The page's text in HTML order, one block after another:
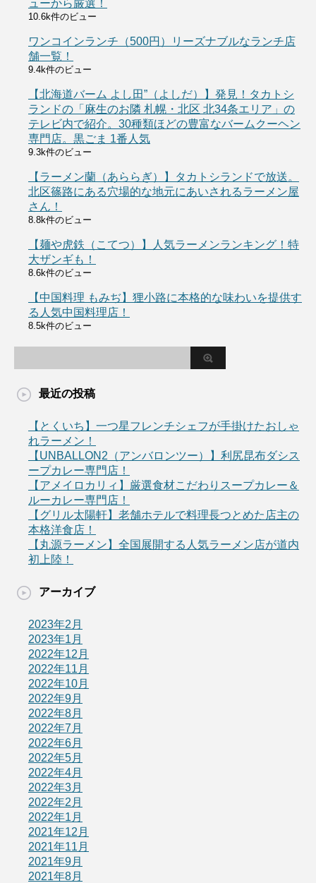
ューから厳選！
10.6k件のビュー
ワンコインランチ（500円）リーズナブルなランチ店
舗一覧！
9.4k件のビュー
【北海道バーム よし田”（よしだ）】発見！タカトシ
ランドの「麻生のお隣 札幌・北区 北34条エリア」の
テレビ内で紹介。30種類ほどの豊富なバームクーヘン
専門店。黒ごま 1番人気
9.3k件のビュー
【ラーメン蘭（あららぎ）】タカトシランドで放送。
北区篠路にある穴場的な地元にあいされるラーメン屋
さん！
8.8k件のビュー
【麺や虎鉄（こてつ）】人気ラーメンランキング！特
大ザンギも！
8.6k件のビュー
【中国料理 もみぢ】狸小路に本格的な味わいを提供す
る人気中国料理店！
8.5k件のビュー
最近の投稿
【とくいち】一つ星フレンチシェフが手掛けたおしゃ
れラーメン！
【UNBALLON2（アンバロンツー）】利尻昆布ダシス
ープカレー専門店！
【アメイロカリィ】厳選食材こだわりスープカレー＆
ルーカレー専門店！
【グリル太陽軒】老舗ホテルで料理長つとめた店主の
本格洋食店！
【丸源ラーメン】全国展開する人気ラーメン店が道内
初上陸！
アーカイブ
2023年2月
2023年1月
2022年12月
2022年11月
2022年10月
2022年9月
2022年8月
2022年7月
2022年6月
2022年5月
2022年4月
2022年3月
2022年2月
2022年1月
2021年12月
2021年11月
2021年9月
2021年8月